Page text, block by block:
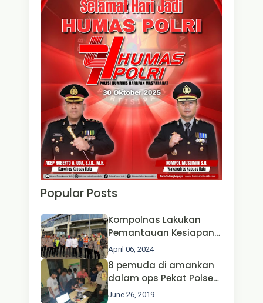
Popular Posts
Kompolnas Lakukan
Pemantauan Kesiapan
Operasi Ketupat 2024 di
Polda Jatim Bersama
Kapolri dan Menteri
Perhubungan
April 06, 2024
8 pemuda di amankan
dalam ops Pekat Polsek
Jongkong
June 26, 2019